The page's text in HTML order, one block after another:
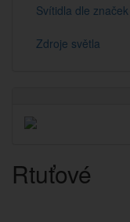
Svítidla dle značek
Zdroje světla
Rtuťové